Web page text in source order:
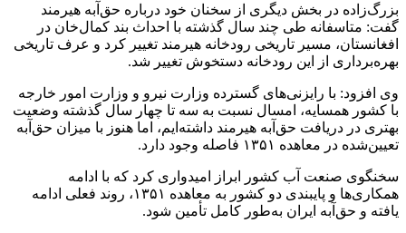
بزرگ‌زاده در بخش دیگری از سخنان خود درباره حق‌آبه هیرمند
گفت: متاسفانه طی چند سال گذشته با احداث بند کمال‌خان در
افغانستان، مسیر تاریخی رودخانه هیرمند تغییر کرد و عرف تاریخی
بهره‌برداری از این رودخانه دستخوش تغییر شد.
وی افزود: با رایزنی‌های گسترده وزارت نیرو و وزارت امور خارجه
با کشور همسایه، امسال نسبت به سه تا چهار سال گذشته وضعیت
بهتری در دریافت حق‌آبه هیرمند داشته‌ایم، اما هنوز با میزان حق‌آبه
تعیین‌شده در معاهده ۱۳۵۱ فاصله وجود دارد.
سخنگوی صنعت آب کشور ابراز امیدواری کرد که با ادامه
همکاری‌ها و پایبندی دو کشور به معاهده ۱۳۵۱، روند فعلی ادامه
یافته و حق‌آبه ایران به‌طور کامل تأمین شود.